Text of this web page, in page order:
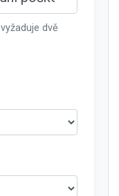
dvě